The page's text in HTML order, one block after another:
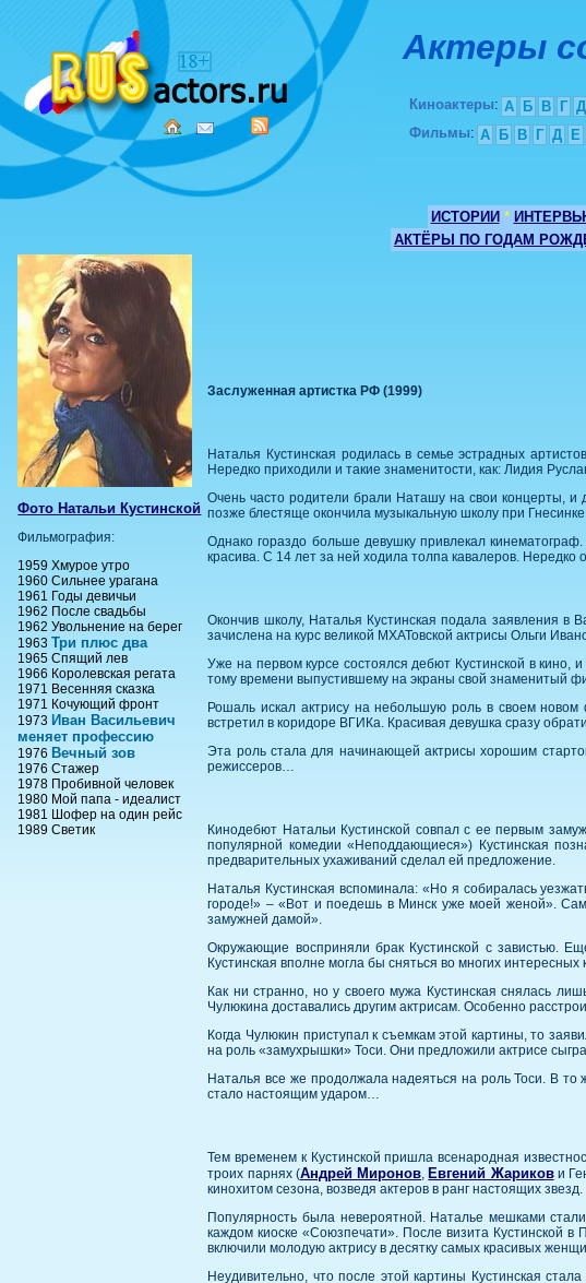
Актеры
Киноактеры: А Б В Г Д
Фильмы: А Б В Г Д Е
ИСТОРИИ *
АКТЁРЫ ПО ГОДАМ
Фото Натальи Кустинской
Фильмография:
1959 Хмурое утро
1960 Сильнее урагана
1961 Годы девичьи
1962 После свадьбы
1962 Увольнение на берег
1963Три плюс два
1965 Спящий лев
1966 Королевская регата
1971 Весенняя сказка
1971 Кочующий фронт
1973 Иван Васильевич
меняет профессию
1976 Вечный зов
1976 Стажер
1978 Пробивной человек
1980 Мой папа - идеалист
1981 Шофер на один рейс
1989 Светик
Заслуженная артистка РФ (1999)
Наталья Кустинская родилась в семье эстрадных
Нередко приходили и такие знаменитости, как: Лидия
Очень часто родители брали Наташу на свои концерты, и
позже блестяще окончила музыкальную школу при
Однако гораздо больше девушку привлекал
красива. С 14 лет за ней ходила толпа кавалеров.
Окончив школу, Наталья Кустинская подала заявления
зачислена на курс великой МХАТовской актрисы Ольги
Уже на первом курсе состоялся дебют Кустинской в кино,
тому времени выпустившему на экраны свой знаменитый
Рошаль искал актрису на небольшую роль в своем
встретил в коридоре ВГИКа. Красивая девушка сразу
Эта роль стала для начинающей актрисы хорошим
режиссеров…
Кинодебют Натальи Кустинской совпал с ее первым
популярной комедии «Неподдающиеся») Кустинская
предварительных ухаживаний сделал ей предложение.
Наталья Кустинская вспоминала: «Но я собиралась
городе!» – «Вот и поедешь в Минск уже моей женой».
замужней дамой».
Окружающие восприняли брак Кустинской с завистью.
Кустинская вполне могла бы сняться во многих
Как ни странно, но у своего мужа Кустинская снялась
Чулюкина доставались другим актрисам. Особенно
Когда Чулюкин приступал к съемкам этой картины, то
на роль «замухрышки» Тоси. Они предложили актрисе
Наталья все же продолжала надеяться на роль Тоси. В
стало настоящим ударом…
Тем временем к Кустинской пришла всенародная
троих парнях (Андрей Миронов, Евгений Жарикови
кинохитом сезона, возведя актеров в ранг настоящих звезд.
Популярность была невероятной. Наталье мешками
каждом киоске «Союзпечати». После визита Кустинской
включили молодую актрису в десятку самых красивых
Неудивительно, что после этой картины Кустинская